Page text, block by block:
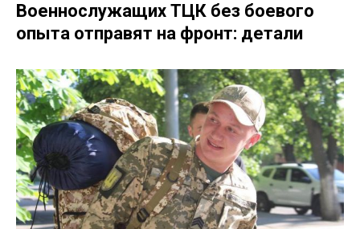
Военнослужащих ТЦК без боевого
опыта отправят на фронт: детали